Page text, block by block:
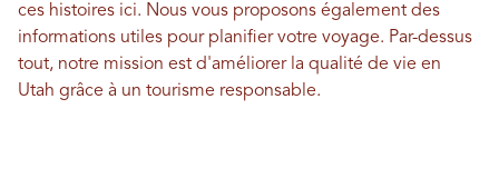
ces histoires ici. Nous vous proposons également des
informations utiles pour planifier votre voyage. Par-dessus
tout, notre mission est d'améliorer la qualité de vie en
Utah grâce à un tourisme responsable.